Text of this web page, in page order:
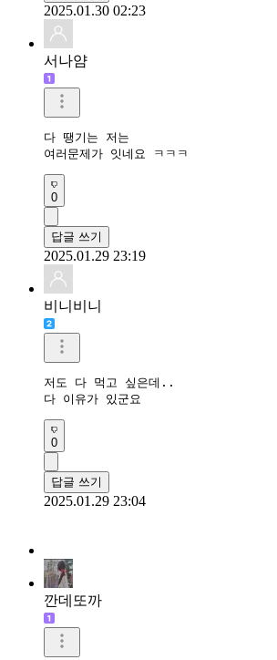
2025.01.30 02:23
서나얌
다 땡기는 저는
여러문제가 잇네요 ㅋㅋㅋ
0
답글 쓰기
2025.01.29 23:19
비니비니
저도 다 먹고 싶은데..
다 이유가 있군요
0
답글 쓰기
2025.01.29 23:04
깐데또까